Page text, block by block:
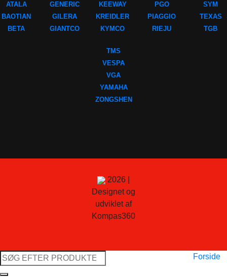
ATALA
BAOTIAN
BETA
GENERIC
GILERA
GIANTCO
KEEWAY
KREIDLER
KYMCO
PGO
PIAGGIO
RIEJU
SYM
TEXAS
TGB
TMS
VESPA
VGA
YAMAHA
ZONGSHEN
2026 |
Designet og
udviklet af
Kompas360
Søg
efter:
Forside